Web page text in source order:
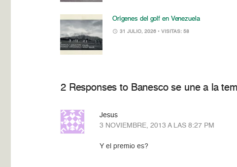
Orígenes del golf en Venezuela
31 JULIO, 2026 • VISITAS: 58
2 Responses to Banesco se une a la
Jesus
3 NOVIEMBRE, 2013 A LAS 8:27 PM
Y el premio es?